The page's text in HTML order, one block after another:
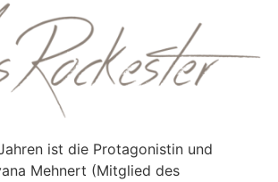
ist die Protagonistin und
Mehnert (Mitglied des